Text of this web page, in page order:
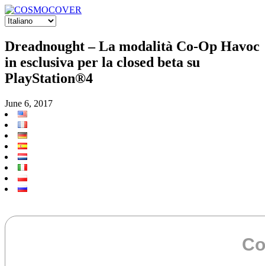
Dreadnought – La modalità Co-Op Havoc
in esclusiva per la closed beta su
PlayStation®4
June 6, 2017